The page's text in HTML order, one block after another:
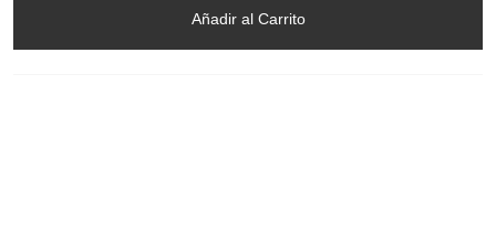
Añadir al Carrito